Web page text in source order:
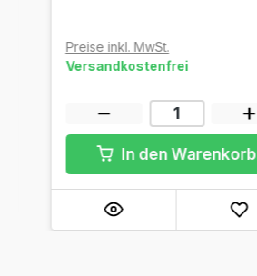
Preise inkl. MwSt.
Versandkostenfrei
In den Warenkorb